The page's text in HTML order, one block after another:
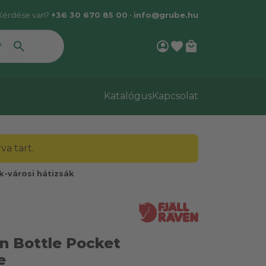
van? +36 30 670 85 00 • info@grube.hu
account_circlefavorite local_mall
KatalógusKapcsolat
tart.
városi hátizsák
Bottle Pocket